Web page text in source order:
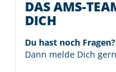
DAS AMS-
DICH
Du hast noch Fragen?
Dann melde Dich